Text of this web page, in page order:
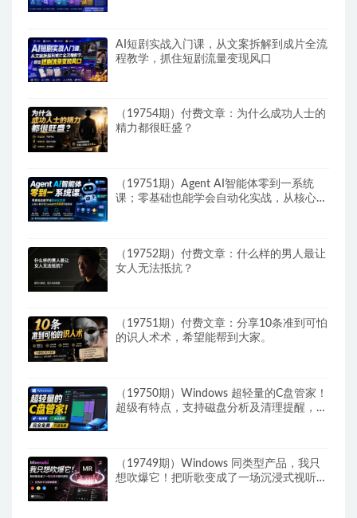
AI短剧实战入门课，从文案拆解到成片全流
程教学，抓住短剧流量变现风口
（19754期）付费文章：为什么成功人士的
精力都很旺盛？
（19751期）Agent AI智能体零到一系统
课；零基础也能学会自动化实战，从核心概
（19752期）付费文章：什么样的男人最让
女人无法抵抗？
（19751期）付费文章：分享10条准到可怕
的识人术术，希望能帮到大家。
（19750期）Windows 超轻量的C盘管家！
超级有特点，支持磁盘分析及清理提醒，
（19749期）Windows 同类型产品，我只
想吹爆它！把听歌变成了一场沉浸式视听现